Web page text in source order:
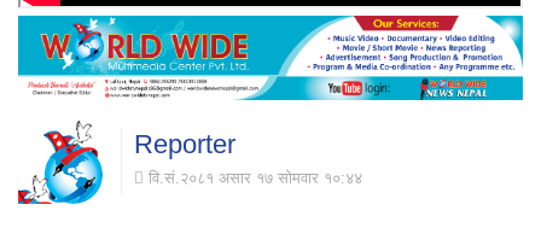
Reporter
वि.सं.२०८१ असार १७ सोमवार १०:४४